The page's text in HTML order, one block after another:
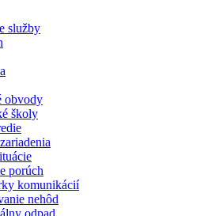
služby
obvody
školy
porúch
komunikácií
nehôd